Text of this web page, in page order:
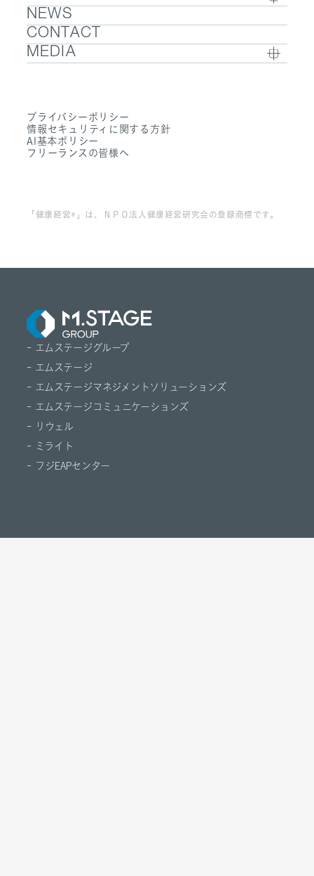
- 医療人材
- 医業承継M&A
- グループ企業一覧・事業拠点
- 数字で見るエムステージグループ
RECRUIT TOP
- 採用メッセージ
- 社内制度
- 働く環境
- FAQ
NEWS
CONTACT
MEDIA
- Dr. アルなび
プライバシーポリシー
情報セキュリティに関する方針
AI基本ポリシー
フリーランスの皆様へ
「健康経営®」は、ＮＰＯ法人健康経営研究会の登録商標です。
- エムステージグループ
- エムステージ
- エムステージマネジメントソリューションズ
- エムステージコミュニケーションズ
- リウェル
- ミライト
- フジEAPセンター